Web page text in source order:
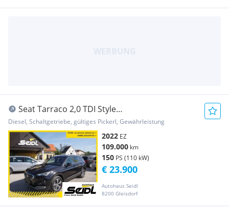
Seat Tarraco 2,0 TDI Style
*VIRTUAL+NAVI+LED*
Diesel, Schaltgetriebe, gültiges Pickerl, Gewährleistung
2022 EZ
109.000 km
150 PS (110 kW)
Autohaus Seidl
8200 Gleisdorf
€ 23.900